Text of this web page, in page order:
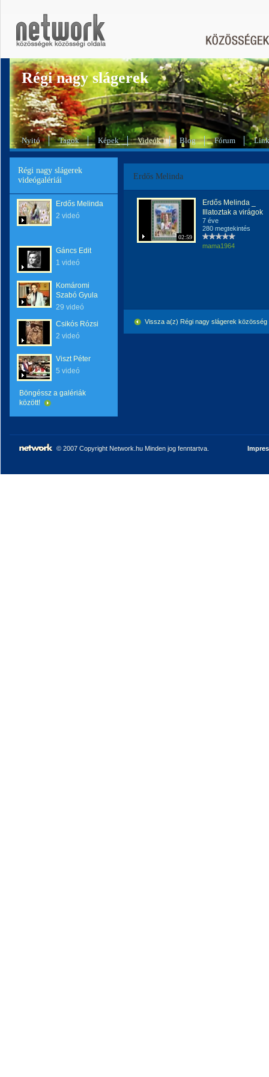
Régi nagy slágerek
Nyitó Tagok Képek Videók Blog Fórum
Régi nagy slágerek
videógalériái
Erdős Melinda
2 videó
Gáncs Edit
1 videó
Komáromi
Szabó Gyula
29 videó
Csikós Rózsi
2 videó
Viszt Péter
5 videó
Böngéssz a galériák
között!
Erdős Melinda
02:59
Erdős Melinda _
Illatoztak a virágok
7 éve
280 megtekintés
mama1964
Vissza a(z) Régi nagy slágerek
© 2007 Copyright Network.hu Minden jog fenntartva.